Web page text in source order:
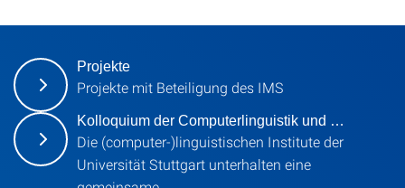
Projekte
Projekte mit Beteiligung des IMS
Kolloquium der Computerlinguistik und …
Die (computer-)linguistischen Institute der
Universität Stuttgart unterhalten eine